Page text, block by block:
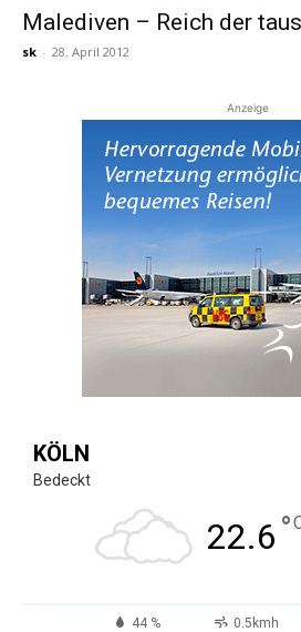
Malediven – Reich der
sk - 28. April 2012
Anzeige
KÖLN
Bedeckt
22.6 °
44 % 0.5kmh